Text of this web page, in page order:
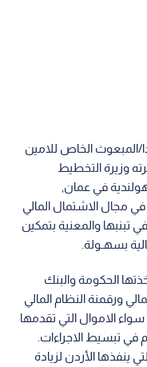
المبعوث الخاص للامين
وزيرة التخطيط
في عمان,
في مجال الاشتمال المالي
المركزي في تبنبها والمعنية بتمكين
بسهـولة.
الحكومة والبنك
ورقمنة النظام المالي
الاموال التي تقدمها
في تبسيط الاجراءات.
ينفذها الأردن لزيادة